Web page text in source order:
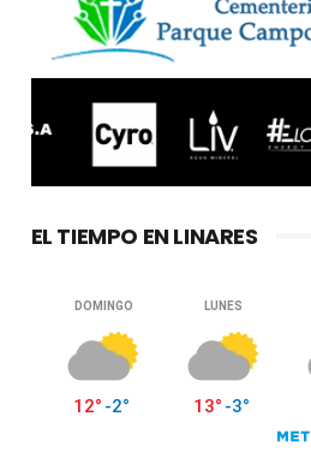
EL TIEMPO EN LINARES